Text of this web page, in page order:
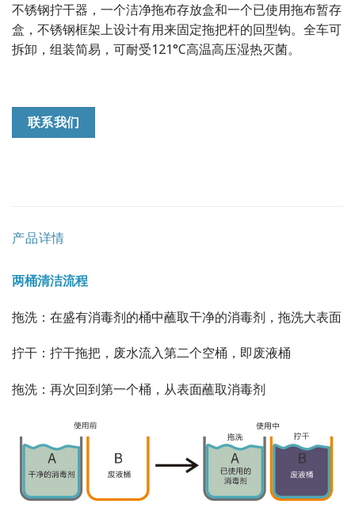
不锈钢拧干器，一个洁净拖布存放盒和一个已使用拖布暂存
盒，不锈钢框架上设计有用来固定拖把杆的回型钩。全车可
拆卸，组装简易，可耐受121°C高温高压湿热灭菌。
联系我们
产品详情
两桶清洁流程
拖洗：在盛有消毒剂的桶中蘸取干净的消毒剂，拖洗大表面
拧干：拧干拖把，废水流入第二个空桶，即废液桶
拖洗：再次回到第一个桶，从表面蘸取消毒剂